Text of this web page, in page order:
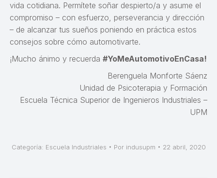
vida cotidiana. Permítete soñar despierto/a y asume el
compromiso – con esfuerzo, perseverancia y dirección
– de alcanzar tus sueños poniendo en práctica estos
consejos sobre cómo automotivarte.
¡Mucho ánimo y recuerda #YoMeAutomotivoEnCasa!
Berenguela Monforte Sáenz
Unidad de Psicoterapia y Formación
Escuela Técnica Superior de Ingenieros Industriales –
UPM
Categoría: Escuela Industriales Por indusupm 22 abril, 2020